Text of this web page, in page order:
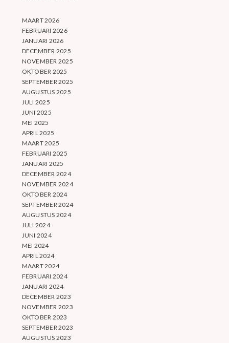
MAART 2026
FEBRUARI 2026
JANUARI 2026
DECEMBER 2025
NOVEMBER 2025
OKTOBER 2025
SEPTEMBER 2025
AUGUSTUS 2025
JULI 2025
JUNI 2025
MEI 2025
APRIL 2025
MAART 2025
FEBRUARI 2025
JANUARI 2025
DECEMBER 2024
NOVEMBER 2024
OKTOBER 2024
SEPTEMBER 2024
AUGUSTUS 2024
JULI 2024
JUNI 2024
MEI 2024
APRIL 2024
MAART 2024
FEBRUARI 2024
JANUARI 2024
DECEMBER 2023
NOVEMBER 2023
OKTOBER 2023
SEPTEMBER 2023
AUGUSTUS 2023